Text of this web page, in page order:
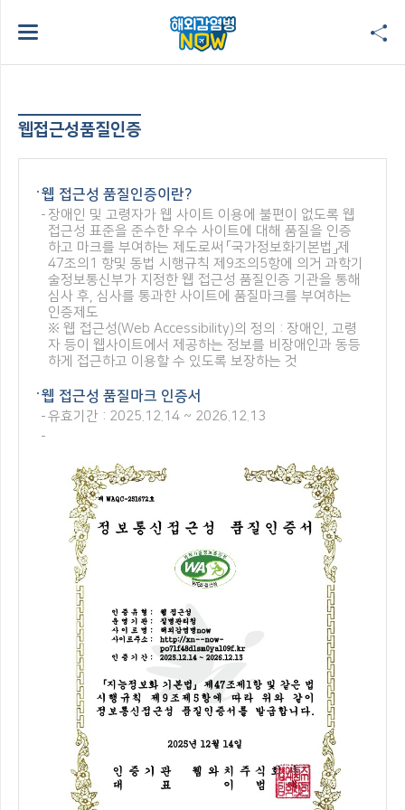
웹접근성품질인증
웹 접근성 품질인증이란?
장애인 및 고령자가 웹 사이트 이용에 불편이 없도록 웹
접근성 표준을 준수한 우수 사이트에 대해 품질을 인증
하고 마크를 부여하는 제도로써 「국가정보화기본법」제
47조의1 항및 동법 시행규칙 제9조의5항에 의거 과학기
술정보통신부가 지정한 웹 접근성 품질인증 기관을 통해
심사 후, 심사를 통과한 사이트에 품질마크를 부여하는
인증제도
※ 웹 접근성(Web Accessibility)의 정의 : 장애인, 고령
자 등이 웹사이트에서 제공하는 정보를 비장애인과 동등
하게 접근하고 이용할 수 있도록 보장하는 것
웹 접근성 품질마크 인증서
유효기간 : 2025.12.14 ~ 2026.12.13